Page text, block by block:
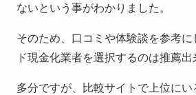
ないという事がわかりました。
そのため、口コミや体験談を参考
ド現金化業者を選択するのは推薦出
多分ですが、比較サイトで上位に